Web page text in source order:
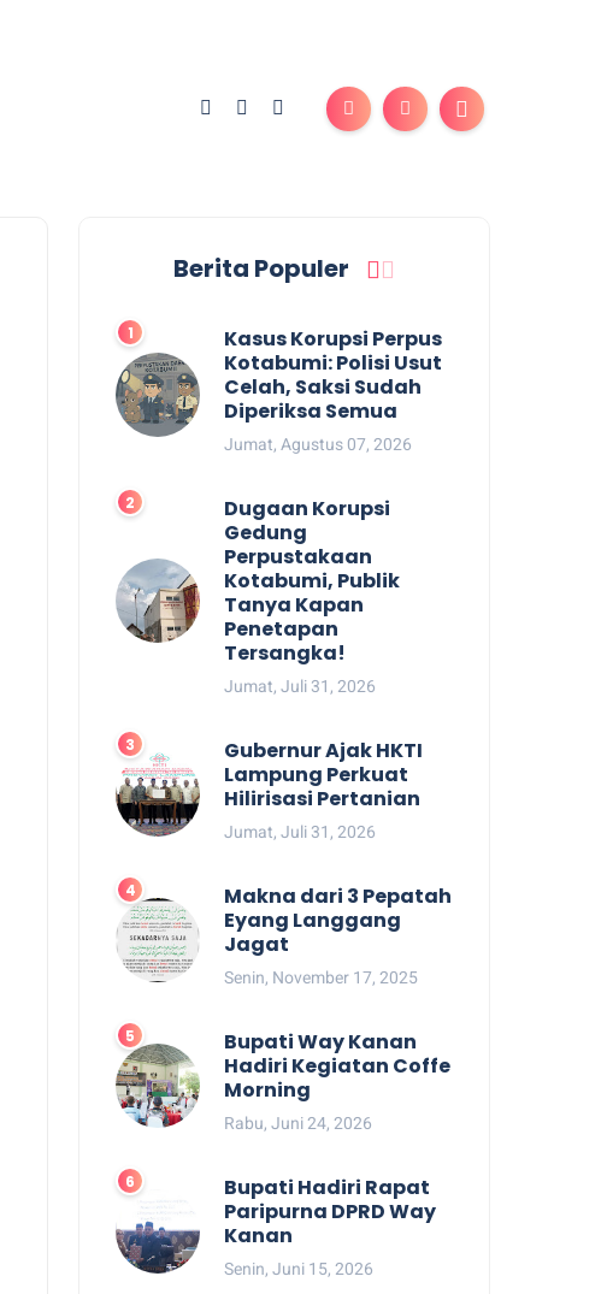
Berita Populer
Kasus Korupsi Perpus
Kotabumi: Polisi Usut
Celah, Saksi Sudah
Diperiksa Semua
Jumat, Agustus 07, 2026
Dugaan Korupsi
Gedung
Perpustakaan
Kotabumi, Publik
Tanya Kapan
Penetapan
Tersangka!
Jumat, Juli 31, 2026
Gubernur Ajak HKTI
Lampung Perkuat
Hilirisasi Pertanian
Jumat, Juli 31, 2026
Makna dari 3 Pepatah
Eyang Langgang
Jagat
Senin, November 17, 2025
Bupati Way Kanan
Hadiri Kegiatan Coffe
Morning
Rabu, Juni 24, 2026
Bupati Hadiri Rapat
Paripurna DPRD Way
Kanan
Senin, Juni 15, 2026